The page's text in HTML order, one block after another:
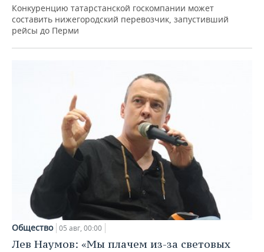
Конкуренцию татарстанской госкомпании может
составить нижегородский перевозчик, запустивший
рейсы до Перми
Общество 05 авг, 00:00
Лев Наумов: «Мы плачем из-за световых